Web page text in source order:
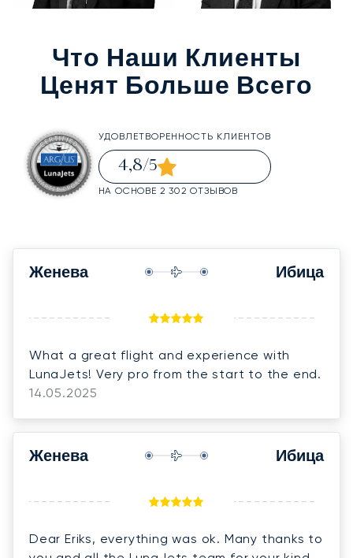
Что Наши Клиенты
Ценят Больше Всего
УДОВЛЕТВОРЕННОСТЬ КЛИЕНТОВ
4,8/5
НА ОСНОВЕ 2 302 ОТЗЫВОВ
Женева Ибица
What a great flight and experience with
LunaJets! Very pro from the start to the end.
14.05.2025
Женева Ибица
Dear Eriks, everything was ok. Many thanks to